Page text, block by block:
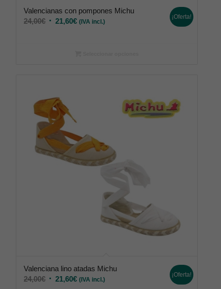
Valencianas con pompones Michu
24,00€ 21,60€ (IVA incl.)
¡Oferta!
Valenciana lino atadas Michu
24,00€ 21,60€ (IVA incl.)
¡Oferta!